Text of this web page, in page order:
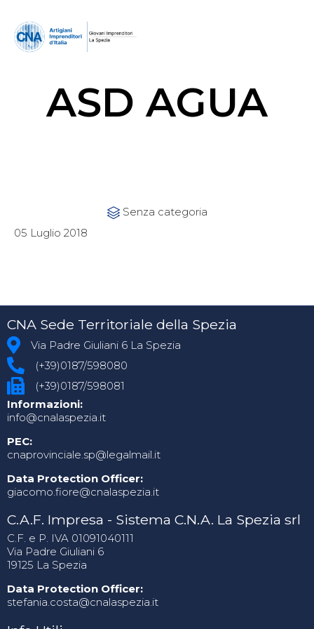
ASD AGUA
 Category
Senza categoria
05 Luglio 2018
CNA Sede Territoriale della Spezia
Via Padre Giuliani 6 La Spezia
(+39)0187/598080
(+39)0187/598081
Informazioni:
info@cnalaspezia.it
PEC:
cnaprovinciale.sp@legalmail.it
Data Protection Officer:
giacomo.fiore@cnalaspezia.it
C.A.F. Impresa - Sistema C.N.A. La Spezia srl
C.F. e P. IVA 01091040111
Via Padre Giuliani 6
19125 La Spezia
Data Protection Officer:
stefania.costa@cnalaspezia.it